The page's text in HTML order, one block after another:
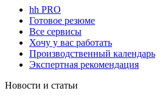
hh PRO
Готовое резюме
Все сервисы
Хочу у вас работать
Производственный календарь
Экспертная рекомендация
Новости и статьи